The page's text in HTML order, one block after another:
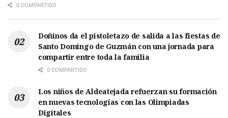
0 COMPARTIDO
Doñinos da el pistoletazo de salida a las fiestas de
Santo Domingo de Guzmán con una jornada para
compartir entre toda la familia
0 COMPARTIDO
Los niños de Aldeatejada refuerzan su formación
en nuevas tecnologías con las Olimpiadas
Digitales